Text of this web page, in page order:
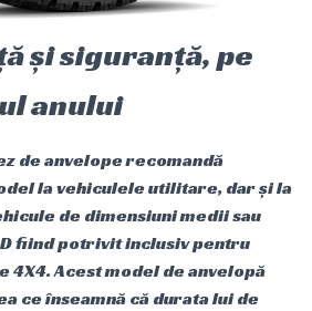
și siguranță, pe
anului
de anvelope recomandă
la vehiculele utilitare, dar și la
de dimensiuni medii sau
fiind potrivit inclusiv pentru
4X4. Acest model de anvelopă
ce înseamnă că durata lui de